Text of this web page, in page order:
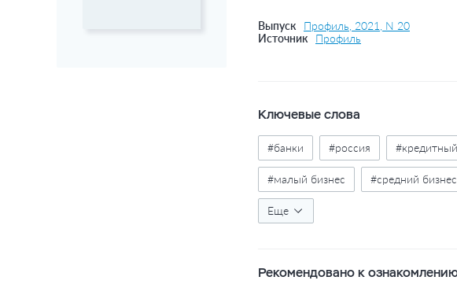
Выпуск
Профиль, 2021, N 20
Источник
Профиль
Ключевые слова
#банки #россия
#малый бизнес #средний бизнес
#государственная поддержка
Еще
Рекомендовано к